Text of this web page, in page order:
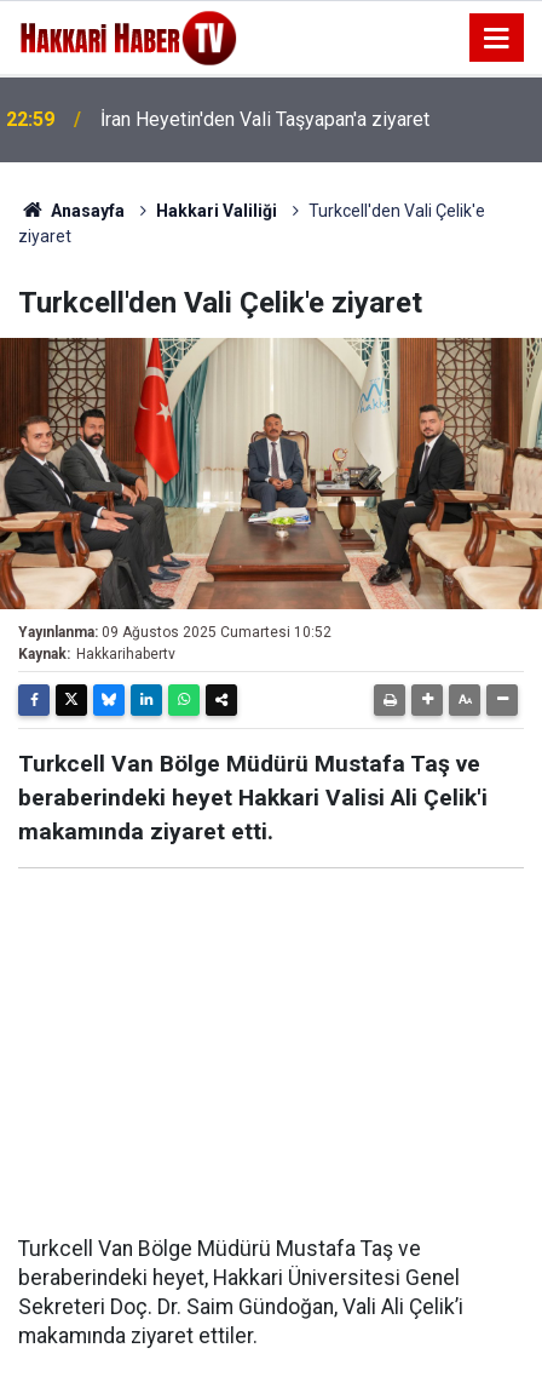
22:59 İran Heyetin'den Vali Taşyapan'a ziyaret
Anasayfa Hakkari Valiliği
Turkcell'den Vali Çelik'e
ziyaret
Turkcell'den Vali Çelik'e ziyaret
Yayınlanma: 09 Ağustos 2025 Cumartesi 10:52
Kaynak: Hakkarihabertv
Turkcell Van Bölge Müdürü Mustafa Taş ve
beraberindeki heyet Hakkari Valisi Ali Çelik'i
makamında ziyaret etti.
Turkcell Van Bölge Müdürü Mustafa Taş ve
beraberindeki heyet, Hakkari Üniversitesi Genel
Sekreteri Doç. Dr. Saim Gündoğan, Vali Ali Çelik’i
makamında ziyaret ettiler.